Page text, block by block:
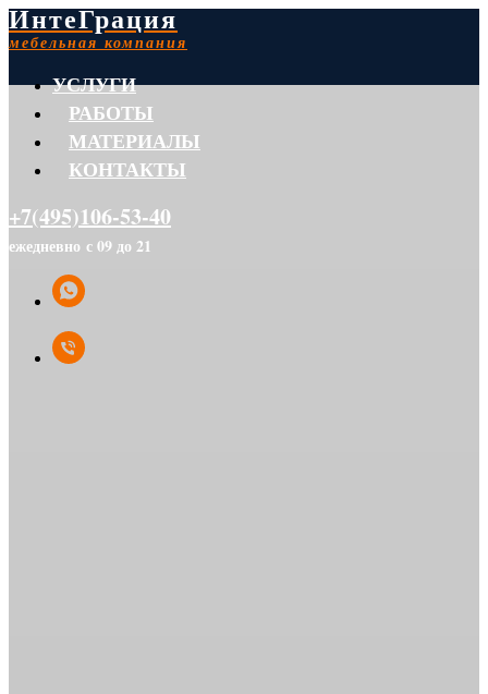
ИнтеГрация
мебельная компания
УСЛУГИ
РАБОТЫ
МАТЕРИАЛЫ
КОНТАКТЫ
+7(495)106-53-40
ежедневно с 09 до 21